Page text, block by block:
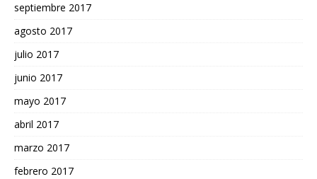
septiembre 2017
agosto 2017
julio 2017
junio 2017
mayo 2017
abril 2017
marzo 2017
febrero 2017